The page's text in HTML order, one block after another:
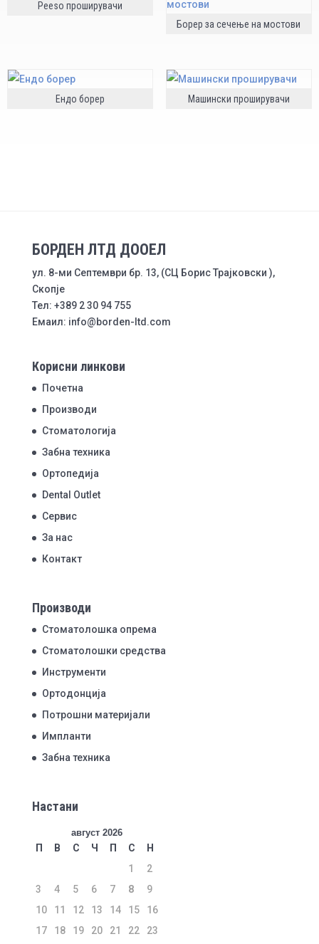
Peeso проширувачи
Борер за сечење на мостови
Ендо борер Машински проширувачи
БОРДЕН ЛТД ДООЕЛ
ул. 8-ми Септември бр. 13, (СЦ Борис Трајковски ),
Скопје
Тел: +389 2 30 94 755
Емаил: info@borden-ltd.com
Корисни линкови
Почетна
Производи
Стоматологија
Забна техника
Ортопедија
Dental Outlet
Сервис
За нас
Контакт
Производи
Стоматолошка опрема
Стоматолошки средства
Инструменти
Ортодонција
Потрошни материјали
Импланти
Забна техника
Настани
август 2026
П В С Ч П С
Н
1
2
3
4 5 6 7 8
9
10
11 12 13 14 15
16
17
18 19 20 21 22 23